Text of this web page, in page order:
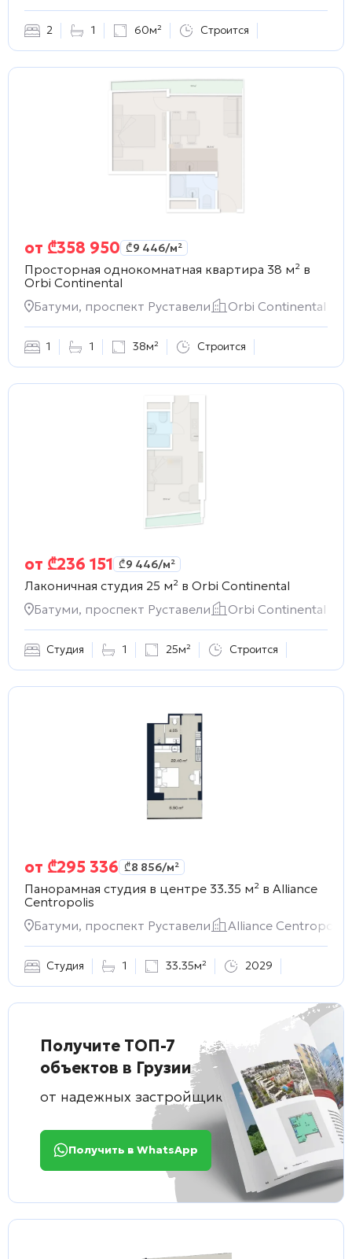
2 1 60м² Строится
от ₾358 950 ₾9 446/м²
Просторная однокомнатная квартира 38 м² в
Orbi Continental
Батуми, проспект Руставели
Orbi Continental
1 1 38м² Строится
от ₾236 151 ₾9 446/м²
Лаконичная студия 25 м² в Orbi Continental
Батуми, проспект Руставели
Orbi Continental
Студия 1 25м² Строится
от ₾295 336 ₾8 856/м²
Панорамная студия в центре 33.35 м² в Alliance
Centropolis
Батуми, проспект Руставели
Alliance Centropolis
Студия 1 33.35м² 2029
Получите ТОП-7
объектов в Грузии
от надежных застройщиков
Получить в WhatsApp